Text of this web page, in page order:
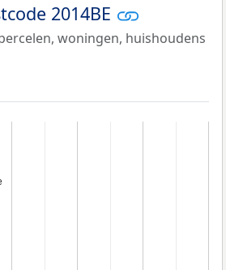
2014BE
woningen, huishoudens